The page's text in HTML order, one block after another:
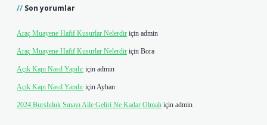
Son yorumlar
Araç Muayene Hafif Kusurlar Nelerdir için admin
Araç Muayene Hafif Kusurlar Nelerdir için Bora
Açık Kapı Nasıl Yapılır için admin
Açık Kapı Nasıl Yapılır içinAyhan
2024 Bursluluk Sınavı Aile Geliri Ne Kadar Olmalı için admin